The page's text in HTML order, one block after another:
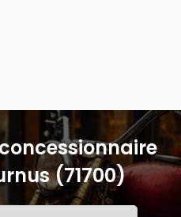
(71700)